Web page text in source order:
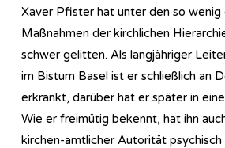
Xaver Pfister hat unter den so wenig
Maßnahmen der kirchlichen
schwer gelitten. Als langjähriger
im Bistum Basel ist er schließlich an
erkrankt, darüber hat er später in
Wie er freimütig bekennt, hat ihn
kirchen-amtlicher Autorität psychisch